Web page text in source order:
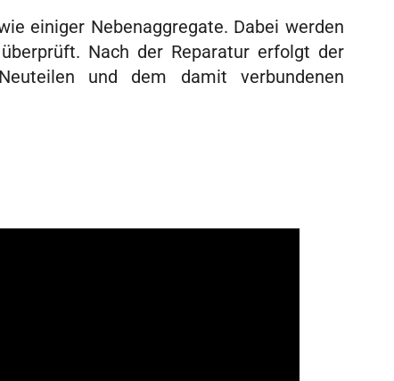
einiger Nebenaggregate. Dabei werden
Nach der Reparatur erfolgt der
und dem damit verbundenen